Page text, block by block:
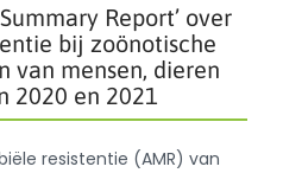
Report’ over
bij zoönotische
van mensen, dieren
2020 en 2021
resistentie (AMR) van